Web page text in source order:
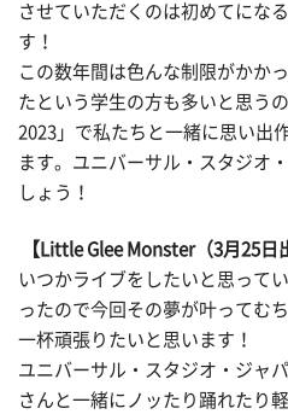
させていただくのは初めてにな
す！
この数年間は色んな制限がかか
たという学生の方も多いと思う
2023」で私たちと一緒に思い出
ます。ユニバーサル・スタジオ
しょう！
【Little Glee Monster（3月25日
いつかライブをしたいと思って
ったので今回その夢が叶ってむ
一杯頑張りたいと思います！
ユニバーサル・スタジオ・ジャ
さんと一緒にノッたり踊れたり